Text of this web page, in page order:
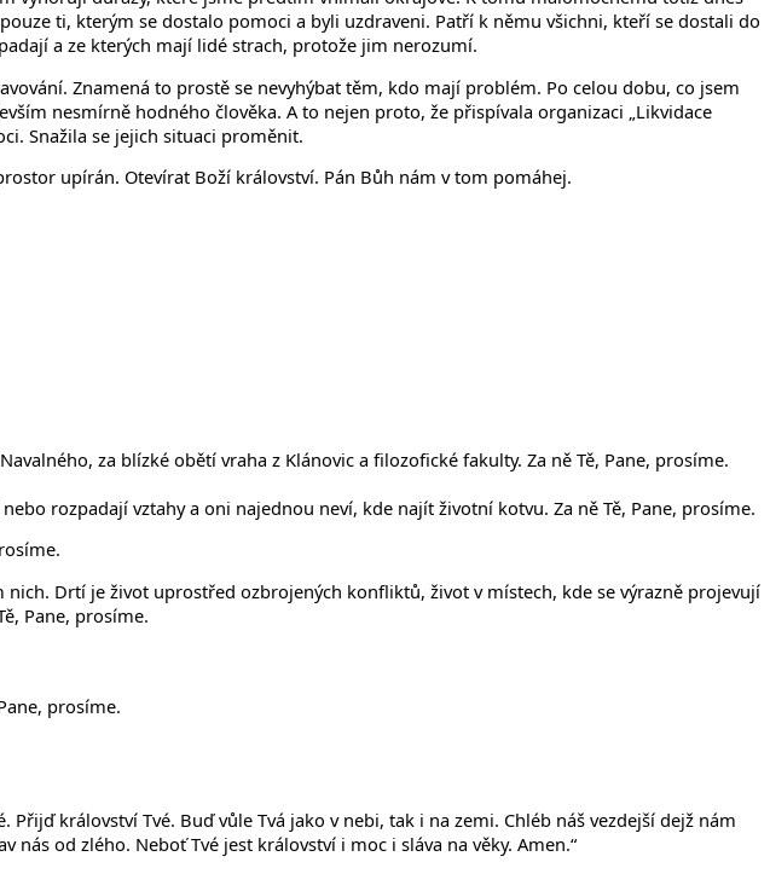
ti, kterým se dostalo pomoci a byli uzdraveni. Patří k němu všichni, kteří se dostali do
a ze kterých mají lidé strach, protože jim nerozumí.
Znamená to prostě se nevyhýbat těm, kdo mají problém. Po celou dobu, co jsem
nesmírně hodného člověka. A to nejen proto, že přispívala organizaci „Likvidace
Snažila se jejich situaci proměnit.
upírán. Otevírat Boží království. Pán Bůh nám v tom pomáhej.
za blízké obětí vraha z Klánovic a filozofické fakulty. Za ně Tě, Pane, prosíme.
rozpadají vztahy a oni najednou neví, kde najít životní kotvu. Za ně Tě, Pane, prosíme.
Drtí je život uprostřed ozbrojených konfliktů, život v místech, kde se výrazně projevují
Pane, prosíme.
prosíme.
království Tvé. Buď vůle Tvá jako v nebi, tak i na zemi. Chléb náš vezdejší dejž nám
od zlého. Neboť Tvé jest království i moc i sláva na věky. Amen.“